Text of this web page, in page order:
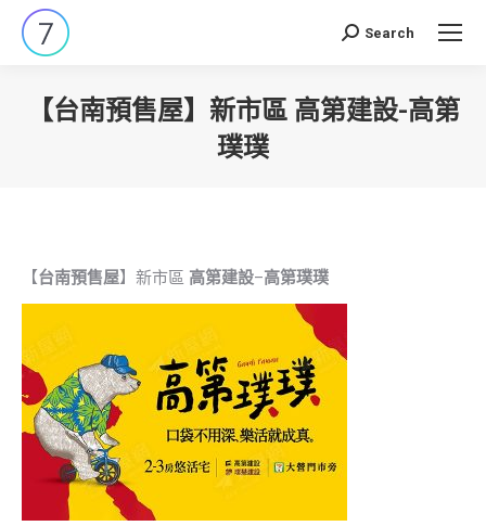
Search:
Search
【台南預售屋】新市區 高第建設-高第
璞璞
【台南預售屋】新市區 高第建設–高第璞璞